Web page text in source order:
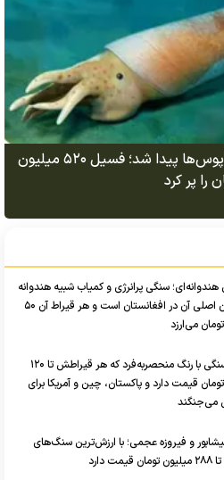
حلقه گمشده تکامل اختاپوس‌ها پیدا شد؛ فسیل ۵۲۰ میلیون
را پر کرد
هندوانه‌ای؛ سنگی پرانرژی و کمیاب شبیه هندوانه
که معدن اصلی آن در افغانستان است و هر قیراط آن ۵۰
می‌ارزد
زبرجد؛ سنگی با رنگ منحصربه‌فرد که هر قیراطش تا ۱۲۰
قیمت دارد و پاکستان، چین و آمریکا برای
و فیروزه عجمی؛ با ارزش‌ترین سنگ‌های
دارد